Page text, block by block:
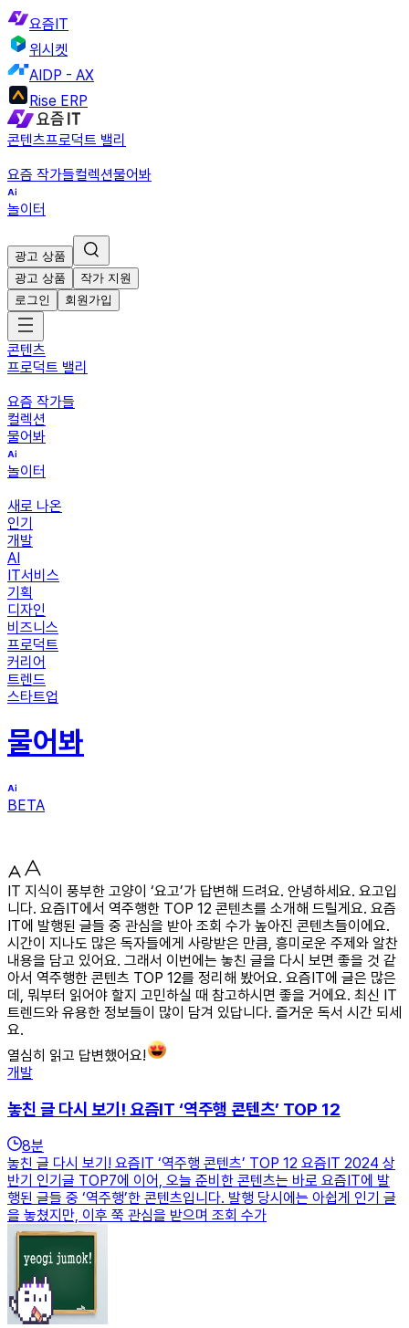
요즘IT
위시켓
AIDP - AX
Rise ERP
콘텐츠프로덕트 밸리
요즘 작가들컬렉션물어봐
놀이터
광고 상품
광고 상품
작가 지원
로그인
회원가입
콘텐츠
프로덕트 밸리
요즘 작가들
컬렉션
물어봐
놀이터
새로 나온
인기
개발
AI
IT서비스
기획
디자인
비즈니스
프로덕트
커리어
트렌드
스타트업
물어봐
BETA
IT 지식이 풍부한 고양이 ‘요고’가 답변해 드려요. 안녕하세요. 요고입
니다. 요즘IT에서 역주행한 TOP 12 콘텐츠를 소개해 드릴게요. 요즘
IT에 발행된 글들 중 관심을 받아 조회 수가 높아진 콘텐츠들이에요.
시간이 지나도 많은 독자들에게 사랑받은 만큼, 흥미로운 주제와 알찬
내용을 담고 있어요. 그래서 이번에는 놓친 글을 다시 보면 좋을 것 같
아서 역주행한 콘텐츠 TOP 12를 정리해 봤어요. 요즘IT에 글은 많은
데, 뭐부터 읽어야 할지 고민하실 때 참고하시면 좋을 거에요. 최신 IT
트렌드와 유용한 정보들이 많이 담겨 있답니다. 즐거운 독서 시간 되세
요.
열심히 읽고 답변했어요!
개발
놓친 글 다시 보기! 요즘IT ‘역주행 콘텐츠’ TOP 12
8분
놓친 글 다시 보기! 요즘IT ‘역주행 콘텐츠’ TOP 12 요즘IT 2024 상
반기 인기글 TOP7에 이어, 오늘 준비한 콘텐츠는 바로 요즘IT에 발
행된 글들 중 ‘역주행’한 콘텐츠입니다. 발행 당시에는 아쉽게 인기 글
을 놓쳤지만, 이후 쭉 관심을 받으며 조회 수가